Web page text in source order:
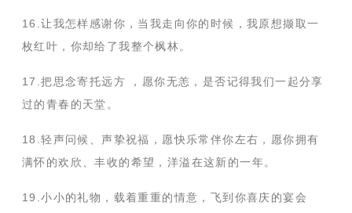
16.让我怎样感谢你，当我走向你的时候，我原想撷取一
枚红叶，你却给了我整个枫林。
17.把思念寄托远方 ，愿你无恙，是否记得我们一起分享
过的青春的天堂。
18.轻声问候、声挚祝福，愿快乐常伴你左右，愿你拥有
满怀的欢欣、丰收的希望，洋溢在这新的一年。
19.小小的礼物，载着重重的情意，飞到你喜庆的宴会